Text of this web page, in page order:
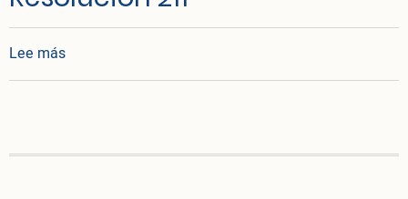
Lee mássobre Resolución 211